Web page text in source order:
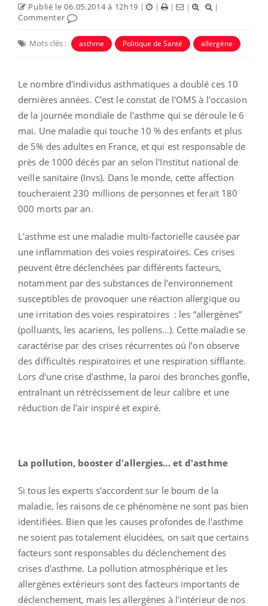
Publié le 06.05.2014 à 12h19 | | | |
|
Commenter
Mots clés : asthme Politique de Santé allergène
Le nombre d'individus asthmatiques a doublé ces 10
dernières années. C'est le constat de l'OMS à l'occasion
de la journée mondiale de l'asthme qui se déroule le 6
mai. Une maladie qui touche 10 % des enfants et plus
de 5% des adultes en France, et qui est responsable de
près de 1000 décès par an selon l'Institut national de
veille sanitaire (Invs). Dans le monde, cette affection
toucheraient 230 millions de personnes et ferait 180
000 morts par an.
L'asthme est une maladie multi-factorielle causée par
une inflammation des voies respiratoires. Ces crises
peuvent être déclenchées par différents facteurs,
notamment par des substances de l’environnement
susceptibles de provoquer une réaction allergique ou
une irritation des voies respiratoires : les “allergènes”
(polluants, les acariens, les pollens...). Cette maladie se
caractérise par des crises récurrentes où l’on observe
des difficultés respiratoires et une respiration sifflante.
Lors d'une crise d'asthme, la paroi des bronches gonfle,
entraînant un rétrécissement de leur calibre et une
réduction de l’air inspiré et expiré.
La pollution, booster d'allergies... et d'asthme
Si tous les experts s'accordent sur le boum de la
maladie, les raisons de ce phénomène ne sont pas bien
identifiées. Bien que les causes profondes de l'asthme
ne soient pas totalement élucidées, on sait que certains
facteurs sont responsables du déclenchement des
crises d'asthme. La pollution atmosphérique et les
allergènes extérieurs sont des facteurs importants de
déclenchement, mais les allergènes à l'intérieur de nos